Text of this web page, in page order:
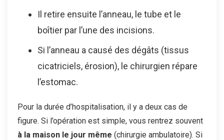
Il retire ensuite l’anneau, le tube et le
boîtier par l’une des incisions.
Si l’anneau a causé des dégâts (tissus
cicatriciels, érosion), le chirurgien répare
l’estomac.
Pour la durée d’hospitalisation, il y a deux cas de
figure. Si l’opération est simple, vous rentrez souvent
à la maison le jour même (chirurgie ambulatoire). Si